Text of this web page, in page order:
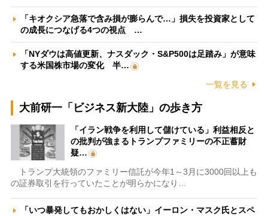
「キオクシア急落で含み損が膨らんで…」損失を投資家として
の成長につなげる4つの視点 …
「NYダウは高値更新、ナスダック・S&P500は足踏み」が意味
する米国株市場の変化 半…
一覧を見る
大前研一「ビジネス新大陸」の歩き方
「イラン戦争を利用して儲けている」利益相反と
の批判が強まるトランプファミリーの不正蓄財
疑…
トランプ大統領のファミリー信託が今年1～3月に3000回以上も
の証券取引を行っていたことが明らかになり…
「いつ暴発してもおかしくはない」イーロン・マスク氏とスペ